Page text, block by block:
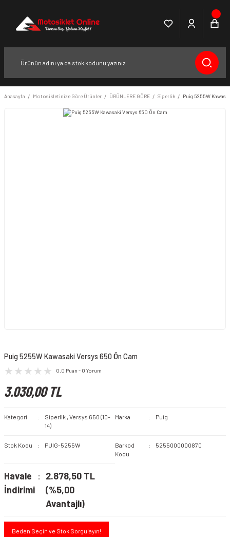
Anasayfa Motosikletinize Göre Ürünler ÜRÜNLERE GÖRE Siperlik Puig 5255W
Puig 5255W Kawasaki Versys 650 Ön Cam
0.0 Puan - 0 Yorum
3.030,00 TL
Kategori Siperlik , Versys 650 (10-
14)
Marka Puig
Stok Kodu PUIG-5255W
Barkod
Kodu
5255000000870
Havale
İndirimi
2.878,50 TL
(%5,00
Avantajlı)
Beden Seçin ve Stok Sorgulayın!